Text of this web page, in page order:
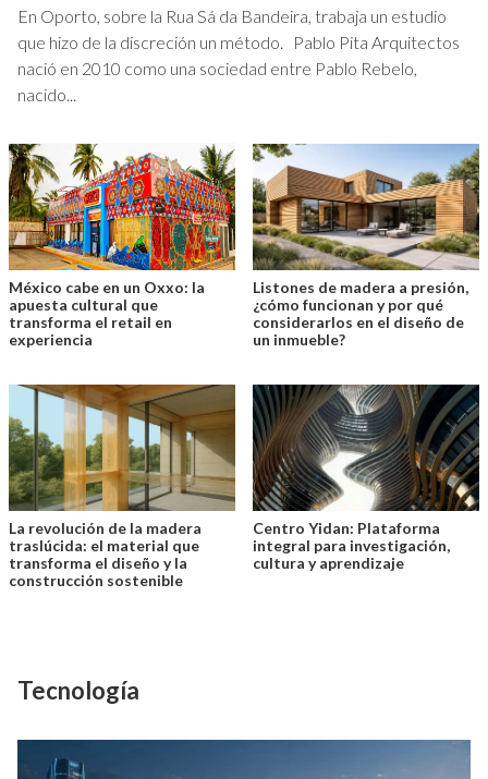
En Oporto, sobre la Rua Sá da Bandeira, trabaja un estudio
que hizo de la discreción un método. Pablo Pita Arquitectos
nació en 2010 como una sociedad entre Pablo Rebelo,
nacido...
México cabe en un Oxxo: la
apuesta cultural que
transforma el retail en
experiencia
Listones de madera a presión,
¿cómo funcionan y por qué
considerarlos en el diseño de
un inmueble?
La revolución de la madera
traslúcida: el material que
transforma el diseño y la
construcción sostenible
Centro Yidan: Plataforma
integral para investigación,
cultura y aprendizaje
Tecnología